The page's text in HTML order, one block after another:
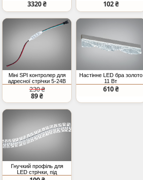
3320 ₴
нейтральний
102 ₴
Міні SPI контролер для
адресної стрічки 5-24В
230 ₴
89 ₴
Настінне LED бра золото
11 Вт
610 ₴
Гнучкий профіль для
LED стрічки, під
штукатурку (ціна за 3